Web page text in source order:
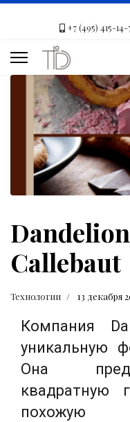
+7 (495) 415-14-
Callebaut
Технологии 13 декабря
Компания
уникальную
Она
квадратную
похожую